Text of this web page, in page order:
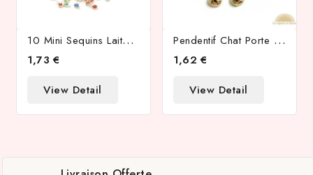
1
0 Mini Sequins Laiton Et Verre 5mm
1,73 €
View Detail
P
Endentif Chat Porte Bonheur Maneki Neko Laiton Plaqué Or 18k
1,62 €
View Detail